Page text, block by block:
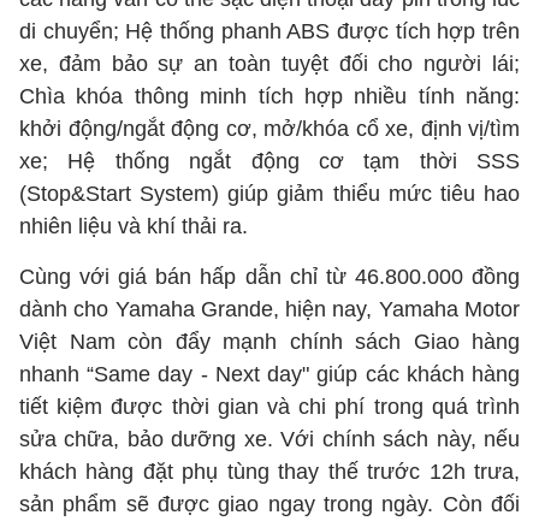
di chuyển; Hệ thống phanh ABS được tích hợp trên
xe, đảm bảo sự an toàn tuyệt đối cho người lái;
Chìa khóa thông minh tích hợp nhiều tính năng:
khởi động/ngắt động cơ, mở/khóa cổ xe, định vị/tìm
xe; Hệ thống ngắt động cơ tạm thời SSS
(Stop&Start System) giúp giảm thiểu mức tiêu hao
nhiên liệu và khí thải ra.
Cùng với giá bán hấp dẫn chỉ từ 46.800.000 đồng
dành cho Yamaha Grande, hiện nay, Yamaha Motor
Việt Nam còn đẩy mạnh chính sách Giao hàng
nhanh “Same day - Next day" giúp các khách hàng
tiết kiệm được thời gian và chi phí trong quá trình
sửa chữa, bảo dưỡng xe. Với chính sách này, nếu
khách hàng đặt phụ tùng thay thế trước 12h trưa,
sản phẩm sẽ được giao ngay trong ngày. Còn đối